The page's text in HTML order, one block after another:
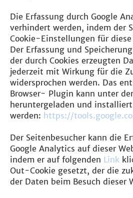
Die Erfassung durch Google
verhindert werden, indem der
Cookie-Einstellungen für
Der Erfassung und
der durch Cookies erzeugten
jederzeit mit Wirkung für die
widersprochen werden. Das
Browser- Plugin kann unter
heruntergeladen und installiert
werden: https://
Der Seitenbesucher kann die
Google Analytics auf dieser
indem er auf folgenden Link
Out-Cookie gesetzt, der die
der Daten beim Besuch dieser